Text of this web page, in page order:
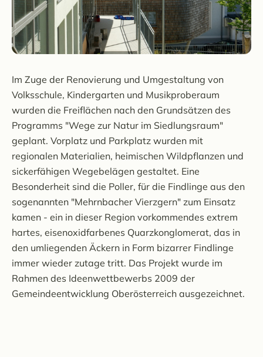
Im Zuge der Renovierung und Umgestaltung von
Volksschule, Kindergarten und Musikproberaum
wurden die Freiflächen nach den Grundsätzen des
Programms "Wege zur Natur im Siedlungsraum"
geplant. Vorplatz und Parkplatz wurden mit
regionalen Materialien, heimischen Wildpflanzen und
sickerfähigen Wegebelägen gestaltet. Eine
Besonderheit sind die Poller, für die Findlinge aus den
sogenannten "Mehrnbacher Vierzgern" zum Einsatz
kamen - ein in dieser Region vorkommendes extrem
hartes, eisenoxidfarbenes Quarzkonglomerat, das in
den umliegenden Äckern in Form bizarrer Findlinge
immer wieder zutage tritt. Das Projekt wurde im
Rahmen des Ideenwettbewerbs 2009 der
Gemeindeentwicklung Oberösterreich ausgezeichnet.